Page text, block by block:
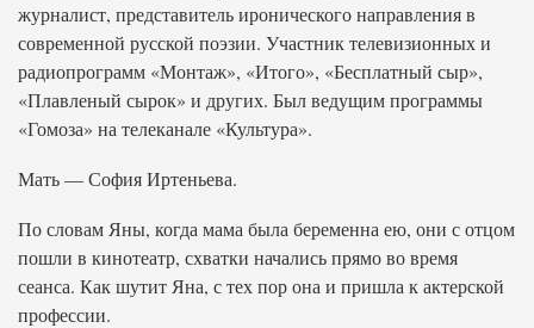
журналист, представитель иронического направления в
современной русской поэзии. Участник телевизионных и
радиопрограмм «Монтаж», «Итого», «Бесплатный сыр»,
«Плавленый сырок» и других. Был ведущим программы
«Гомоза» на телеканале «Культура».
Мать — София Иртеньева.
По словам Яны, когда мама была беременна ею, они с отцом
пошли в кинотеатр, схватки начались прямо во время
сеанса. Как шутит Яна, с тех пор она и пришла к актерской
профессии.